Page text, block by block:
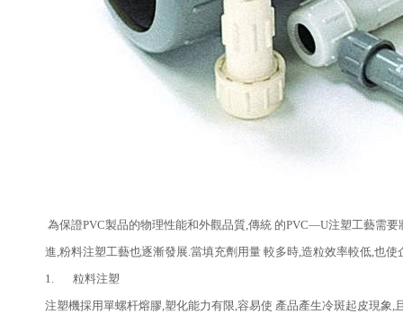
為保證PVC製品的物理性能和外觀品質,傳統 的PVC—U注塑工藝需
進,粉料注塑工藝也逐漸發展.當填充劑用量 較多時,造粒效率較低,也
1. 粒料注塑
注塑機採用單螺杆熔膠,塑化能力有限,容易使 產品產生冷斑起皮現象